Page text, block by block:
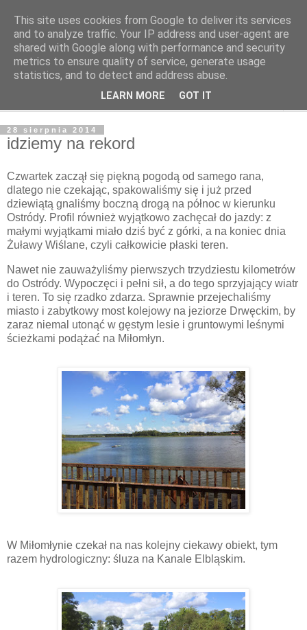
Cyklista Grzesista
blog niereformowalnego koczownika
28 sierpnia 2014
idziemy na rekord
Czwartek zaczął się piękną pogodą od samego rana,
dlatego nie czekając, spakowaliśmy się i już przed
dziewiątą gnaliśmy boczną drogą na północ w kierunku
Ostródy. Profil również wyjątkowo zachęcał do jazdy: z
małymi wyjątkami miało dziś być z górki, a na koniec dnia
Żuławy Wiślane, czyli całkowicie płaski teren.
Nawet nie zauważyliśmy pierwszych trzydziestu kilometrów
do Ostródy. Wypoczęci i pełni sił, a do tego sprzyjający wiatr
i teren. To się rzadko zdarza. Sprawnie przejechaliśmy
miasto i zabytkowy most kolejowy na jeziorze Drwęckim, by
zaraz niemal utonąć w gęstym lesie i gruntowymi leśnymi
ścieżkami podążać na Miłomłyn.
W Miłomłynie czekał na nas kolejny ciekawy obiekt, tym
razem hydrologiczny: śluza na Kanale Elbląskim.
This site uses cookies from Google to deliver its services
and to analyze traffic. Your IP address and user-agent are
shared with Google along with performance and security
metrics to ensure quality of service, generate usage
statistics, and to detect and address abuse.
LEARN MORE GOT IT